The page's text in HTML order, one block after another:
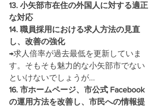
13. 小矢部市在住の外国人に対する適正
な対応
14. 職員採用における求人方法の見直
し、改善の強化
→求人倍率が過去最低を更新していま
す。そもそも魅力的な小矢部市でない
といけないでしょうが...
16. 市ホームページ、市公式 Facebook
の運用方法を改善し、市民への情報提